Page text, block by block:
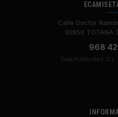
Calle Doctor
30850 TOTANA
968
Tuka Publicidad,